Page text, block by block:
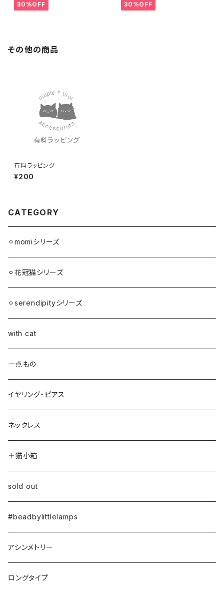
30%OFF 30%OFF
その他の商品
有料ラッピング
¥200
CATEGORY
⚪︎momiシリーズ
⚪︎花冠猫シリーズ
⚪︎serendipityシリーズ
with cat
一点もの
イヤリング・ピアス
ネックレス
＋猫小箱
sold out
#beadbylittlelamps
アシンメトリー
ロングタイプ